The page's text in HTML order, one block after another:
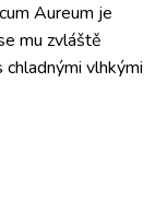
Aureum je
mu zvláště
vlhkými